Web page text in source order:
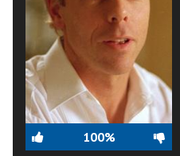
100%